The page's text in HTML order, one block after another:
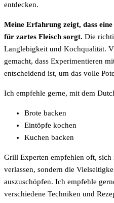
entdecken.
Meine Erfahrung zeigt, dass eine
für zartes Fleisch sorgt. Die
Langlebigkeit und Kochqualität.
gemacht, dass Experimentieren
entscheidend ist, um das volle
Ich empfehle gerne, mit dem
Brote backen
Eintöpfe kochen
Kuchen backen
Grill Experten empfehlen oft, sich
verlassen, sondern die
auszuschöpfen. Ich empfehle
verschiedene Techniken und